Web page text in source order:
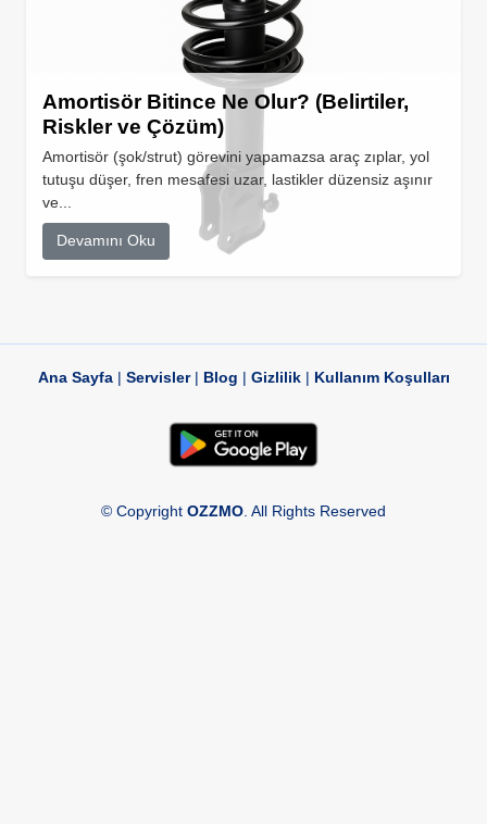
Amortisör Bitince Ne Olur? (Belirtiler,
Riskler ve Çözüm)
Amortisör (şok/strut) görevini yapamazsa araç zıplar, yol
tutuşu düşer, fren mesafesi uzar, lastikler düzensiz aşınır
ve...
Devamını Oku
Ana Sayfa| Servisler| Blog | Gizlilik| Kullanım Koşulları
© Copyright OZZMO . All Rights Reserved